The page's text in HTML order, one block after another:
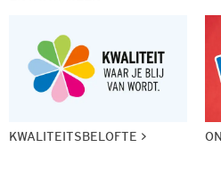
KWALITEITSBELOFTE